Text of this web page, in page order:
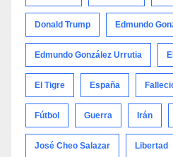
Donald Trump Edmundo
Edmundo González Urrutia
El Tigre España
Fútbol Guerra Irán
José Cheo Salazar Libertad